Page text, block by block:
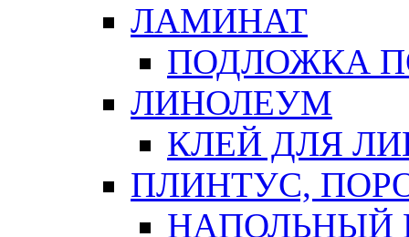
ЛАМИНАТ
ПОДЛОЖКА
ЛИНОЛЕУМ
КЛЕЙ ДЛЯ
ПЛИНТУС,
НАПОЛЬНЫЙ